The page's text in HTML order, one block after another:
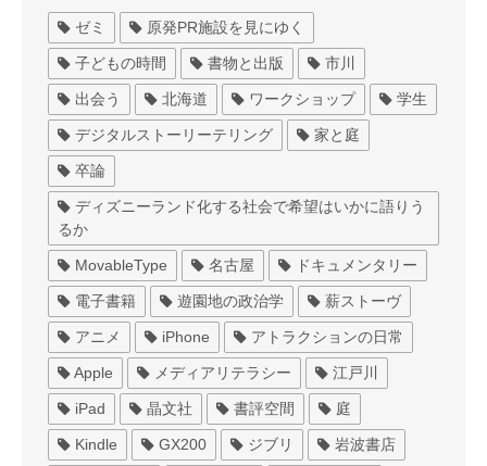
ゼミ 原発PR施設を見にゆく
子どもの時間 書物と出版 市川
出会う 北海道 ワークショップ 学生
デジタルストーリーテリング 家と庭
卒論
ディズニーランド化する社会で希望はいかに語りう
るか
MovableType 名古屋 ドキュメンタリー
電子書籍 遊園地の政治学 薪ストーヴ
アニメ iPhone アトラクションの日常
Apple メディアリテラシー 江戸川
iPad 晶文社 書評空間 庭
Kindle GX200 ジブリ 岩波書店